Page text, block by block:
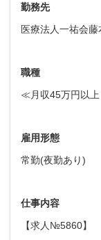
勤務先
医療法人一祐会藤
職種
≪月収45万円以
雇用形態
常勤(夜勤あり)
仕事内容
【求人№5860】